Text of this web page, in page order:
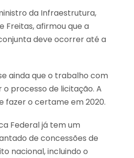
da Infraestrutura,
Freitas, afirmou que a
deve ocorrer até a
ainda que o trabalho com
o processo de licitação. A
fazer o certame em 2020.
Federal já tem um
de concessões de
nacional, incluindo o